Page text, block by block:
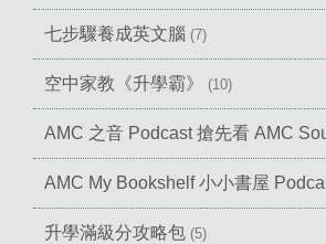
七步驟養成英文腦 (7)
空中家教《升學霸》 (10)
AMC 之音 Podcast 搶先看 AMC
AMC My Bookshelf 小小書屋
升學滿級分攻略包 (5)